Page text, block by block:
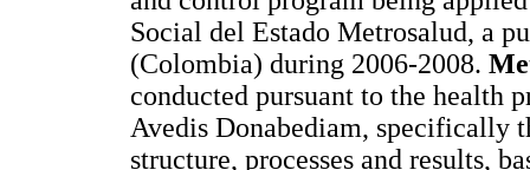
Social del Estado Metrosalud, a
(Colombia) during 2006-2008.
conducted pursuant to the health
Avedis Donabediam, specifically
structure, processes and results,